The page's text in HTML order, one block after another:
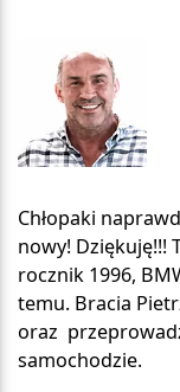
Chłopaki
nowy! Dziękuję!!!
rocznik 1996,
temu. Bracia
oraz
samochodzie.